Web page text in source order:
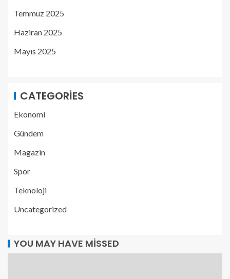
Temmuz 2025
Haziran 2025
Mayıs 2025
CATEGORIES
Ekonomi
Gündem
Magazin
Spor
Teknoloji
Uncategorized
YOU MAY HAVE MISSED